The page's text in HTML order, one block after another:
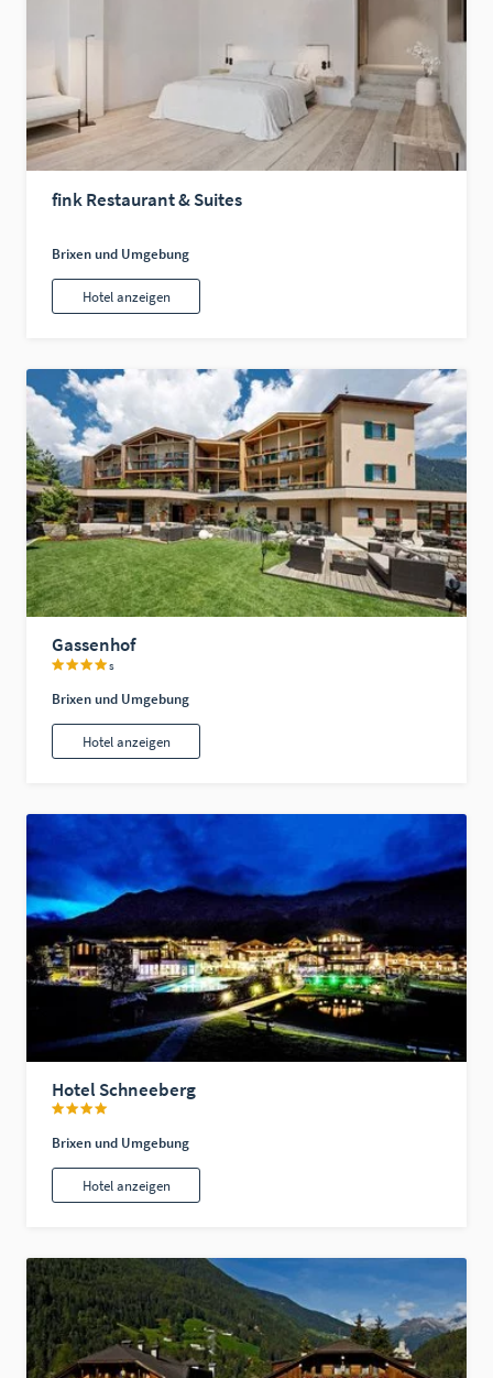
fink Restaurant & Suites
Brixen und Umgebung
Hotel anzeigen
Gassenhof
s
Brixen und Umgebung
Hotel anzeigen
Hotel Schneeberg
Brixen und Umgebung
Hotel anzeigen